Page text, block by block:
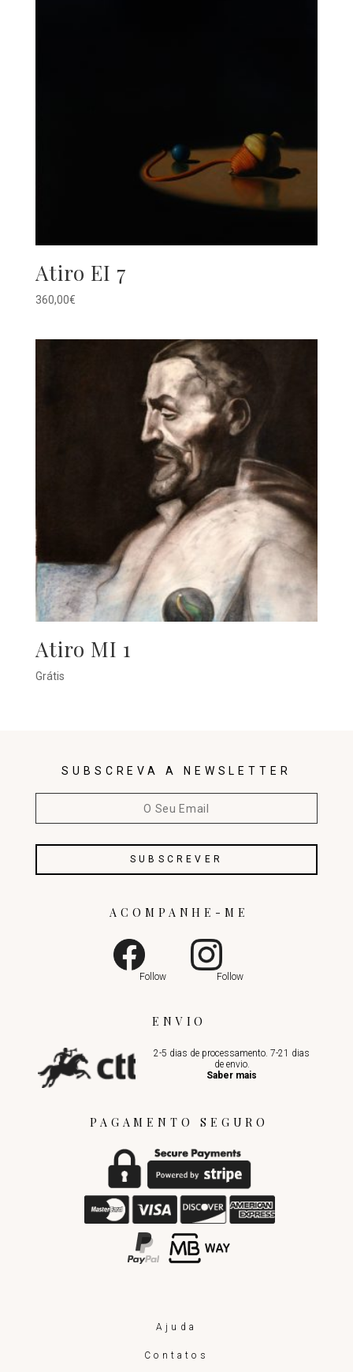
Atiro EI 7
360,00€
Atiro MI 1
Grátis
SUBSCREVA A NEWSLETTER
ENVIO
2-5 dias de processamento. 7-21 dias
de envio.
Saber mais
ACOMPANHE-ME
Follow Follow
PAGAMENTO SEGURO
Ajuda
Contatos